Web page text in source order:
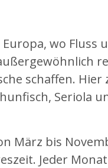
wo Fluss
schaffen. Hier
Seriola
März bis
Jeder